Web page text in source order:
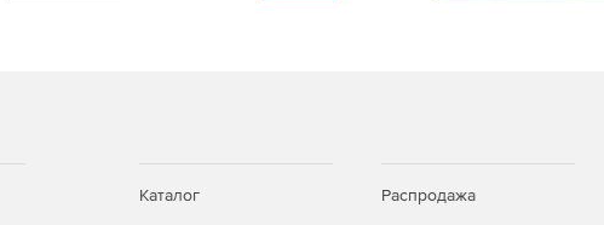
Каталог Распродажа